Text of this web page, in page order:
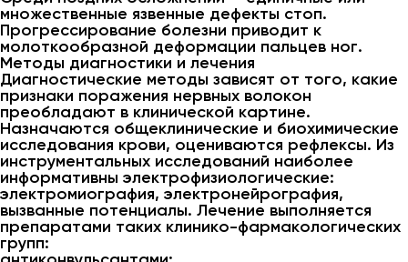
множественные язвенные дефекты стоп.
Прогрессирование болезни приводит к
молоткообразной деформации пальцев ног.
Методы диагностики и лечения
Диагностические методы зависят от того, какие
признаки поражения нервных волокон
преобладают в клинической картине.
Назначаются общеклинические и биохимические
исследования крови, оцениваются рефлексы. Из
инструментальных исследований наиболее
информативны электрофизиологические:
электромиография, электронейрография,
вызванные потенциалы. Лечение выполняется
препаратами таких клинико-фармакологических
групп: